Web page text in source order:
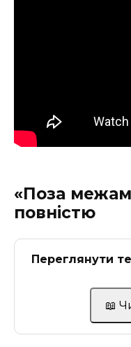
«Поза
повністю
Переглянути
📖